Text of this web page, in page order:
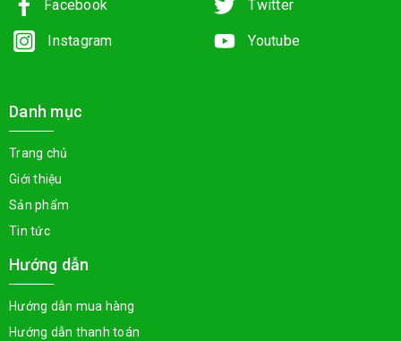
Facebook Twitter
Instagram Youtube
Danh mục
Trang chủ
Giới thiệu
Sản phẩm
Tin tức
Hướng dẫn
Hướng dẫn mua hàng
Hướng dẫn thanh toán